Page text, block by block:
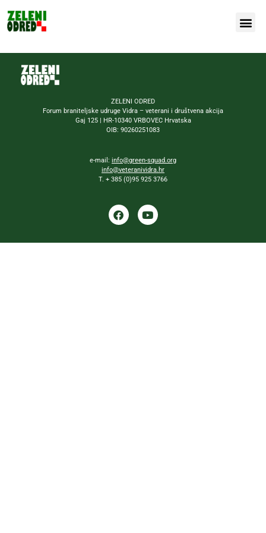
ZELENI ODRED
Forum braniteljske udruge Vidra – veterani i društvena akcija
Gaj 125 | HR-10340 VRBOVEC Hrvatska
OIB: 90260251083
e-mail: info@green-squad.org
info@veteranividra.hr
T. + 385 (0)95 925 3766